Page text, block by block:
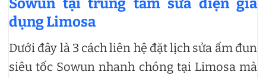
Sowun tại trung tâm sửa điện gia
dụng Limosa
Dưới đây là 3 cách liên hệ đặt lịch sửa ấm đun
siêu tốc Sowun nhanh chóng tại Limosa mà